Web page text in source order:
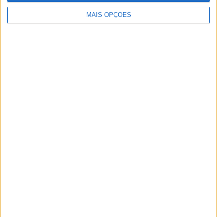
MAIS OPÇÕES
para as regiões Norte e Centro, podendo atingir o interior
destas regiões e influenciar a qualidade do ar.